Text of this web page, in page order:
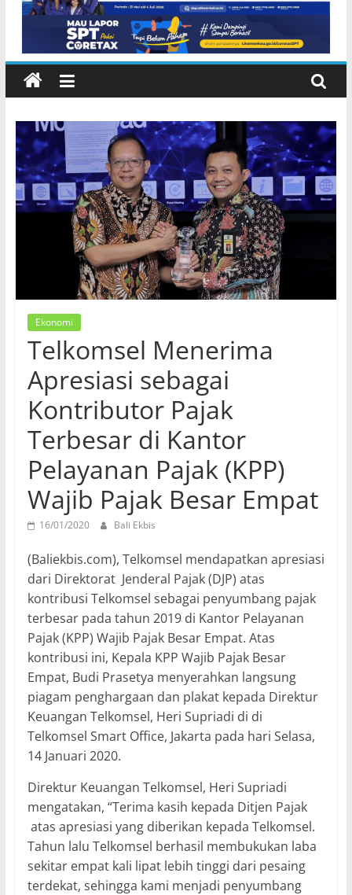
NTB di Pelabuhan Padangbai
Karangasem
Ekonomi
Telkomsel Menerima
Apresiasi sebagai
Kontributor Pajak
Terbesar di Kantor
Pelayanan Pajak (KPP)
Wajib Pajak Besar Empat
16/01/2020 Bali Ekbis
(Baliekbis.com), Telkomsel mendapatkan apresiasi
dari Direktorat Jenderal Pajak (DJP) atas
kontribusi Telkomsel sebagai penyumbang pajak
terbesar pada tahun 2019 di Kantor Pelayanan
Pajak (KPP) Wajib Pajak Besar Empat. Atas
kontribusi ini, Kepala KPP Wajib Pajak Besar
Empat, Budi Prasetya menyerahkan langsung
piagam penghargaan dan plakat kepada Direktur
Keuangan Telkomsel, Heri Supriadi di di
Telkomsel Smart Office, Jakarta pada hari Selasa,
14 Januari 2020.
Direktur Keuangan Telkomsel, Heri Supriadi
mengatakan, “Terima kasih kepada Ditjen Pajak
atas apresiasi yang diberikan kepada Telkomsel.
Tahun lalu Telkomsel berhasil membukukan laba
sekitar empat kali lipat lebih tinggi dari pesaing
terdekat, sehingga kami menjadi penyumbang